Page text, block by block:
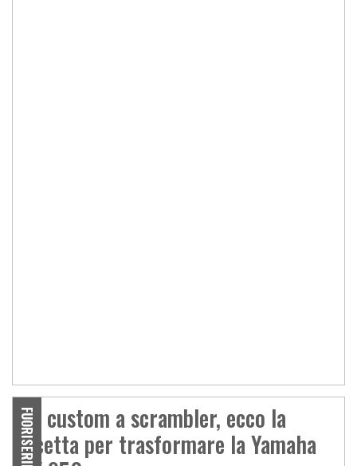
FUORISERIE
Da custom a scrambler, ecco la
ricetta per trasformare la Yamaha